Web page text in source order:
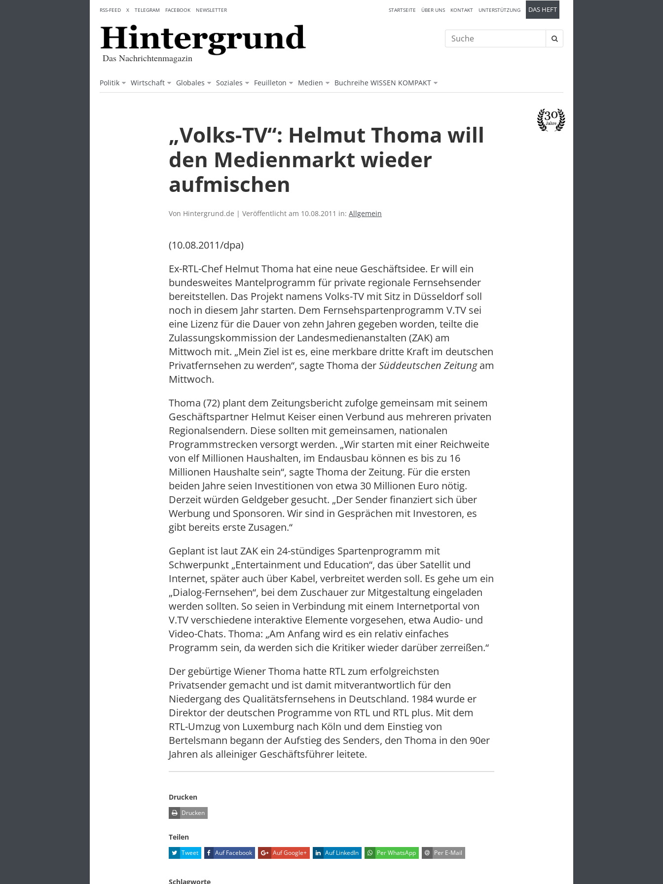
content
Das Nachrichtenmagazin
Politik Wirtschaft Globales Soziales Feuilleton Medien Buchreihe WISSEN KOMPAKT
STARTSEITE ÜBER UNS KONTAKT UNTERSTÜTZUNG DAS HEFT
RSS-FEED X TELEGRAM FACEBOOK NEWSLETTER
Suche
nach:
„Volks-TV“: Helmut Thoma will
den Medienmarkt wieder
aufmischen
Von Hintergrund.de | Veröffentlicht am 10.08.2011 in: Allgemein
(10.08.2011/dpa)
Ex-RTL-Chef Helmut Thoma hat eine neue Geschäftsidee. Er will ein
bundesweites Mantelprogramm für private regionale Fernsehsender
bereitstellen. Das Projekt namens Volks-TV mit Sitz in Düsseldorf soll
noch in diesem Jahr starten. Dem Fernsehspartenprogramm V.TV sei
eine Lizenz für die Dauer von zehn Jahren gegeben worden, teilte die
Zulassungskommission der Landesmedienanstalten (ZAK) am
Mittwoch mit. „Mein Ziel ist es, eine merkbare dritte Kraft im deutschen
Privatfernsehen zu werden“, sagte Thoma derSüddeutschen Zeitungam
Mittwoch.
Thoma (72) plant dem Zeitungsbericht zufolge gemeinsam mit seinem
Geschäftspartner Helmut Keiser einen Verbund aus mehreren privaten
Regionalsendern. Diese sollten mit gemeinsamen, nationalen
Programmstrecken versorgt werden. „Wir starten mit einer Reichweite
von elf Millionen Haushalten, im Endausbau können es bis zu 16
Millionen Haushalte sein“, sagte Thoma der Zeitung. Für die ersten
beiden Jahre seien Investitionen von etwa 30 Millionen Euro nötig.
Derzeit würden Geldgeber gesucht. „Der Sender finanziert sich über
Werbung und Sponsoren. Wir sind in Gesprächen mit Investoren, es
gibt bereits erste Zusagen.“
Geplant ist laut ZAK ein 24-stündiges Spartenprogramm mit
Schwerpunkt „Entertainment und Education“, das über Satellit und
Internet, später auch über Kabel, verbreitet werden soll. Es gehe um ein
„Dialog-Fernsehen“, bei dem Zuschauer zur Mitgestaltung eingeladen
werden sollten. So seien in Verbindung mit einem Internetportal von
V.TV verschiedene interaktive Elemente vorgesehen, etwa Audio- und
Video-Chats. Thoma: „Am Anfang wird es ein relativ einfaches
Programm sein, da werden sich die Kritiker wieder darüber zerreißen.“
Der gebürtige Wiener Thoma hatte RTL zum erfolgreichsten
Privatsender gemacht und ist damit mitverantwortlich für den
Niedergang des Qualitätsfernsehens in Deutschland. 1984 wurde er
Direktor der deutschen Programme von RTL und RTL plus. Mit dem
RTL-Umzug von Luxemburg nach Köln und dem Einstieg von
Bertelsmann begann der Aufstieg des Senders, den Thoma in den 90er
Jahren als alleiniger Geschäftsführer leitete.
Drucken
Drucken
Teilen
Tweet Auf Facebook Auf Google+ Auf LinkedIn Per WhatsApp Per E-Mail
Schlagworte